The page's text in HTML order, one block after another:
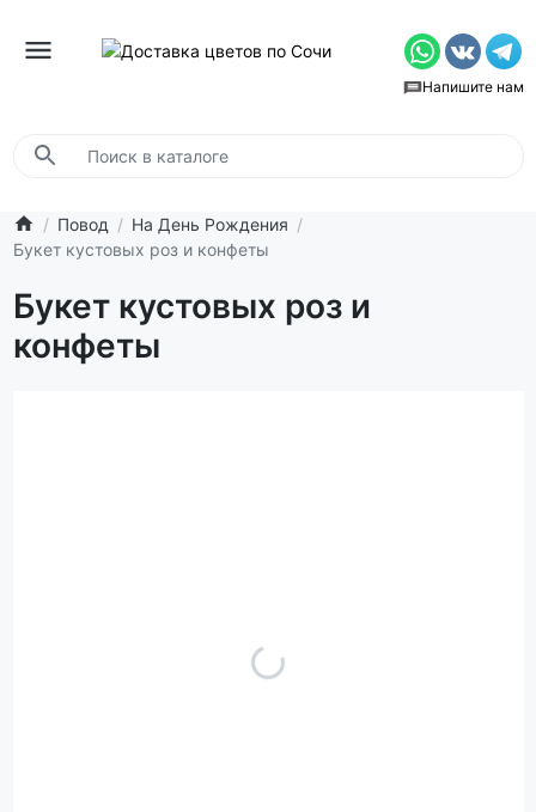
Напишите нам
Повод
На День Рождения
Букет кустовых роз и конфеты
Букет кустовых роз и
конфеты